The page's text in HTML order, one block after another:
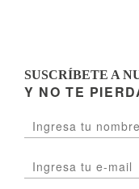
SUSCRÍBETE A
Y NO TE